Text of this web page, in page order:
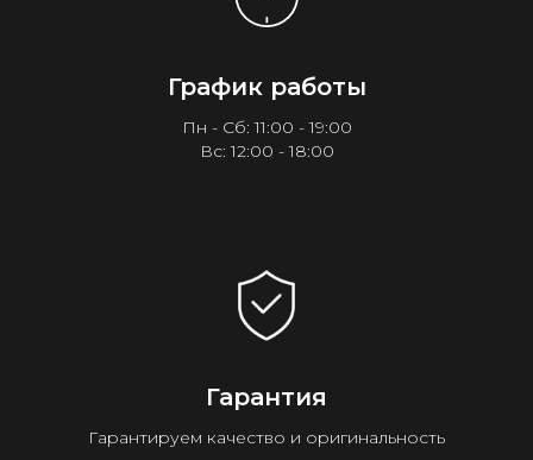
График работы
Пн - Сб: 11:00 - 19:00
Вс: 12:00 - 18:00
Гарантия
Гарантируем качество и оригинальность